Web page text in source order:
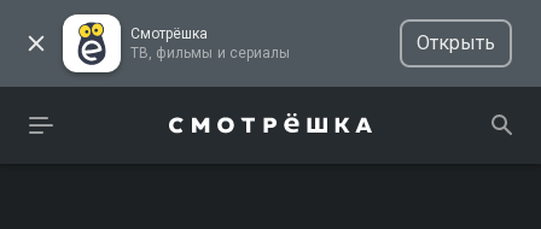
Смотрёшка
ТВ, фильмы и сериалы
Открыть